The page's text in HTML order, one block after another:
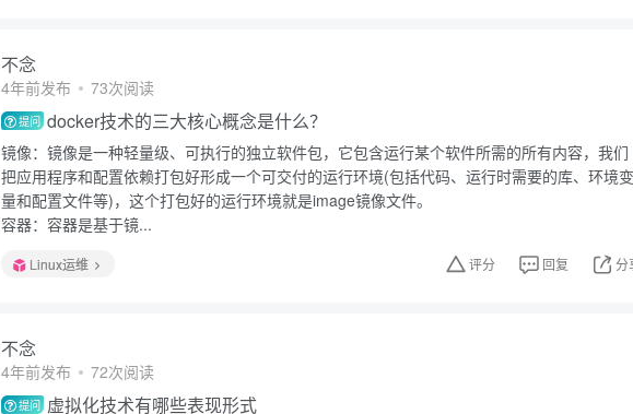
不念
4年前发布 73次阅读
提问 docker技术的三大核心概念是什么？
镜像：镜像是一种轻量级、可执行的独立软件包，它包含运行某个软件所需的所有内容，我们
把应用程序和配置依赖打包好形成一个可交付的运行环境(包括代码、运行时需要的库、环境变
量和配置文件等)，这个打包好的运行环境就是image镜像文件。
容器：容器是基于镜...
Linux运维 评分 回复 分
不念
4年前发布 72次阅读
提问 虚拟化技术有哪些表现形式